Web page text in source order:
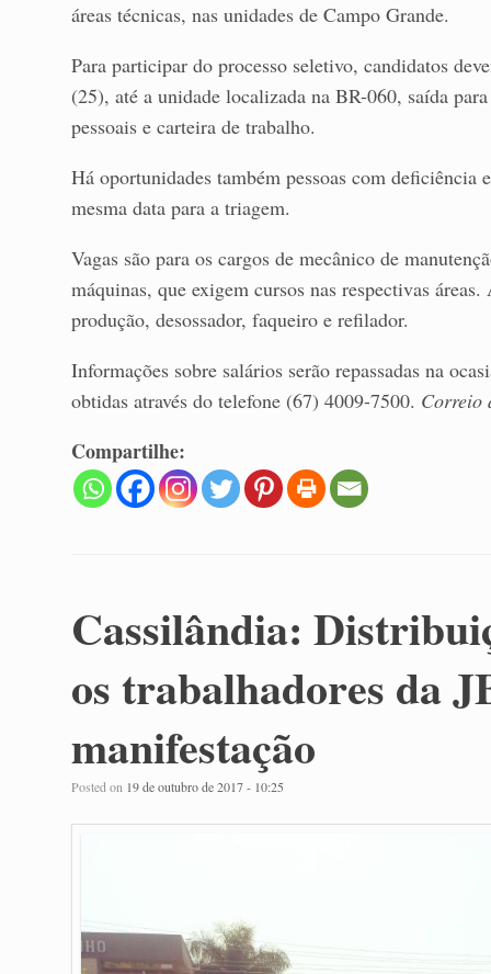
áreas técnicas, nas unidades de Campo Grande.
Para participar do processo seletivo, candidatos
(25), até a unidade localizada na BR-060, saída
pessoais e carteira de trabalho.
Há oportunidades também pessoas com deficiência
mesma data para a triagem.
Vagas são para os cargos de mecânico de
máquinas, que exigem cursos nas respectivas
produção, desossador, faqueiro e refilador.
Informações sobre salários serão repassadas na
obtidas através do telefone (67) 4009-7500. Correio
Compartilhe:
Cassilândia:
os trabalhadores da
manifestação
Posted on 19 de outubro de 2017 - 10:25